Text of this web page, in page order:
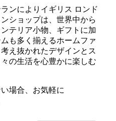
ンによりイギリス ロンド
ショップは、世界中から
テリア小物、ギフトに加
も多く揃えるホームファ
え抜かれたデザインとス
の生活を心豊かに楽しむ
場合、お気軽に